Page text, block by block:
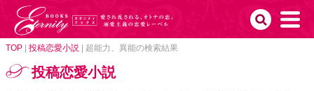
TOP 投稿恋愛小説 超能力、異能の検索結果
投稿恋愛小説